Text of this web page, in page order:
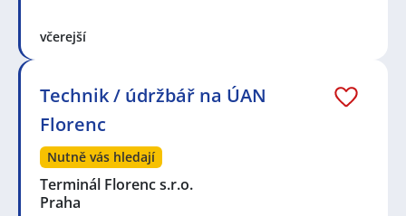
včerejší
Technik / údržbář na ÚAN
Florenc
Nutně vás hledají
Terminál Florenc s.r.o.
Praha